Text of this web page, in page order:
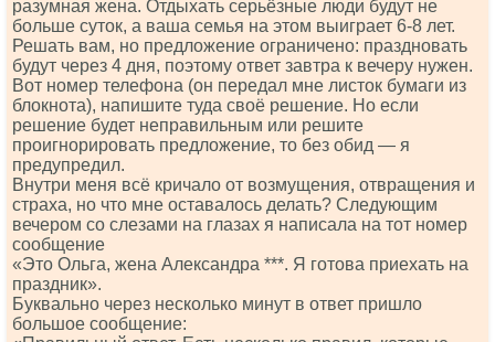
разумная жена. Отдыхать серьёзные люди будут не
больше суток, а ваша семья на этом выиграет 6-8 лет.
Решать вам, но предложение ограничено: праздновать
будут через 4 дня, поэтому ответ завтра к вечеру нужен.
Вот номер телефона (он передал мне листок бумаги из
блокнота), напишите туда своё решение. Но если
решение будет неправильным или решите
проигнорировать предложение, то без обид — я
предупредил.
Внутри меня всё кричало от возмущения, отвращения и
страха, но что мне оставалось делать? Следующим
вечером со слезами на глазах я написала на тот номер
сообщение
«Это Ольга, жена Александра ***. Я готова приехать на
праздник».
Буквально через несколько минут в ответ пришло
большое сообщение: